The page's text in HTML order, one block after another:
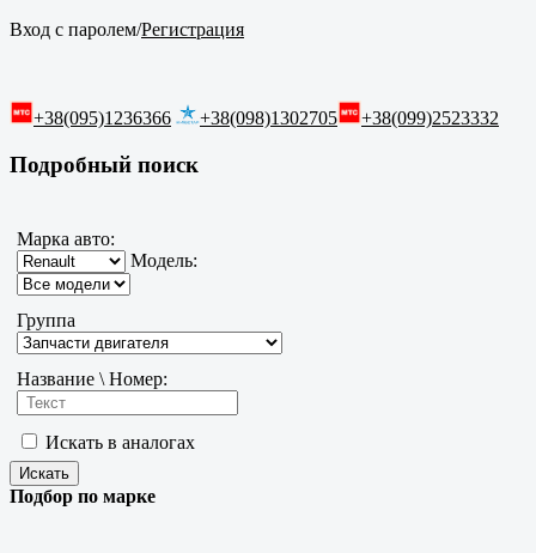
Вход с паролем/Регистрация
+38(095)1236366 +38(098)1302705 +38(099)2523332
Подробный поиск
Марка авто:
Модель:
Группа
Название \ Номер:
Искать в аналогах
Подбор по марке